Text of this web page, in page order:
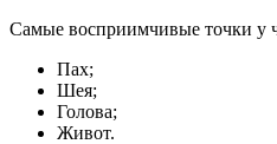
Самые восприимчивые точки у
Пах;
Шея;
Голова;
Живот.